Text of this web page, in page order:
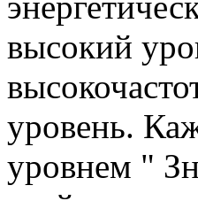
высокий
уровень.
уровнем "